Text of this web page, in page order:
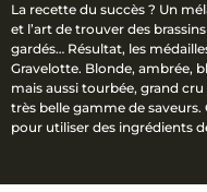
La recette du succès ? Un
et l’art de trouver des
gardés… Résultat, les
Gravelotte. Blonde, ambrée,
mais aussi tourbée, grand
très belle gamme de
pour utiliser des ingrédients